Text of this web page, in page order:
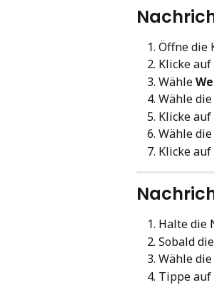
Öffne die
Klicke auf
Wähle
Wähle
Klicke auf
Wähle
Klicke auf
Halte die
Sobald
Wähle
Tippe auf